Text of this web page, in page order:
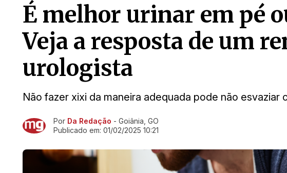
É melhor urinar em pé
Veja a resposta de um
urologista
Não fazer xixi da maneira adequada pode não esvaziar
Ir direto pra matéria
Por Da Redação - Goiânia, GO
Publicado em: 01/02/2025 10:21